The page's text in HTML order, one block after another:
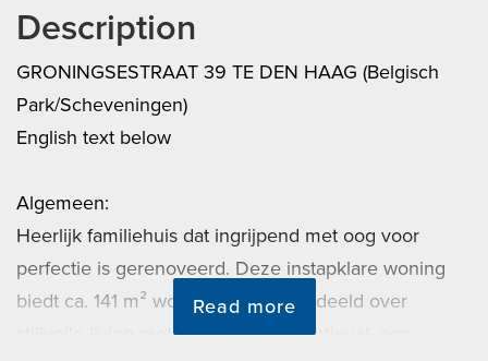
Description
GRONINGSESTRAAT 39 TE DEN HAAG (Belgisch
Park/Scheveningen)
English text below
Algemeen:
Heerlijk familiehuis dat ingrijpend met oog voor
perfectie is gerenoveerd. Deze instapklare woning
biedt ca. 141 m² woonoppervlak verdeeld over
stijlvolle living met spectaculaire lichtinval, een
Read more